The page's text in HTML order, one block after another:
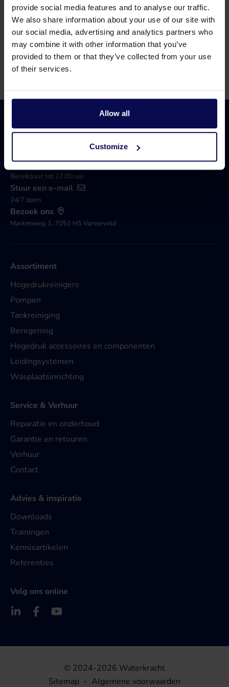
provide social media features and to analyse our traffic.
We also share information about your use of our site with
our social media, advertising and analytics partners who
may combine it with other information that you’ve
provided to them or that they’ve collected from your use
of their services.
Allow all
Customize
Accessoires bij de stofzuigers
Om uw industriële stofzuiger compleet te maken
hebben wij een ruim assortiment aan accessoires. Denk
hierbij onder andere aan zuigmonden, stofzuigslangen,
Bel 0315 258 181
Bereikbaar tot 17.00 uur
Stuur een e-mail
24/7 open
Bezoek ons
Markenweg 1, 7051 HS Varsseveld
Assortiment
Hogedrukreinigers
Pompen
Tankreiniging
Beregening
Hogedruk accessoires en componenten
Leidingsystemen
Wasplaatsinrichting
Service & Verhuur
Reparatie en onderhoud
Garantie en retouren
Verhuur
Contact
Advies & inspiratie
Downloads
Trainingen
Kennisartikelen
Referenties
Volg ons online
© 2024-2026 Waterkracht
Sitemap
Algemene voorwaarden